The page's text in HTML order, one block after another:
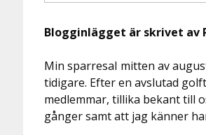
Blogginlägget är skrivet av
Min sparresaI mitten av
tidigare. Efter en avslutad
medlemmar, tillika bekant till
gånger samt att jag känner